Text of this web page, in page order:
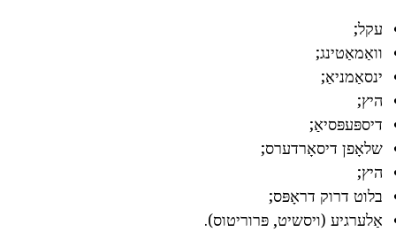
עקל;
וואַמאַטינג;
ינסאַמניאַ;
היץ;
דיספּעפּסיאַ;
שלאָפן דיסאָרדערס;
היץ;
בלוט דרוק דראָפּס;
אַלערגיע (ויסשיט, פּרוריטוס).